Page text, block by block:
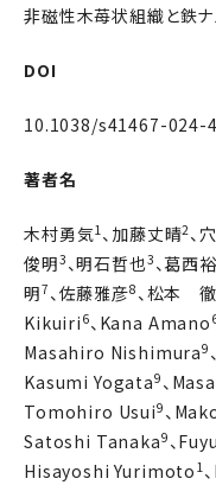
非磁性木苺状組織と鉄ナ
DOI
10.1038/s41467-024-
著者名
木村勇気1、加藤丈晴2、
俊明3 、明石哲也3 、葛西
明7 、佐藤雅彦8 、松本 徹
Kikuiri 6、Kana Amano
Masahiro Nishimura9
Kasumi Yogata9 、
Tomohiro Usui9 、
Satoshi Tanaka9 、
Hisayoshi Yurimoto 1